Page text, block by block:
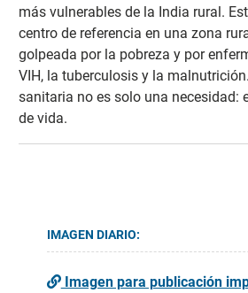
más vulnerables de la India rural.
centro de referencia en una zona
golpeada por la pobreza y por
VIH, la tuberculosis y la
sanitaria no es solo una necesidad:
de vida.
IMAGEN DIARIO:
Imagen para publicación